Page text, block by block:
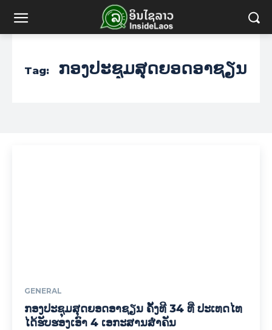
Tag: ກອງປະຊຸມສຸດຍອດອາຊຽນ
GENERAL
ກອງປະຊຸມສຸດຍອດອາຊຽນ ຄັ້ງທີ 34 ທີ່ ປະ​ເທດໄທ
ໄດ້ຮັບຮອງເອົາ 4 ເອກະສານສຳຄັນ